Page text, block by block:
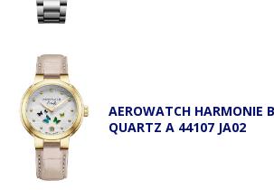
AEROWATCH HARMONIE
QUARTZ A 44107 JA02